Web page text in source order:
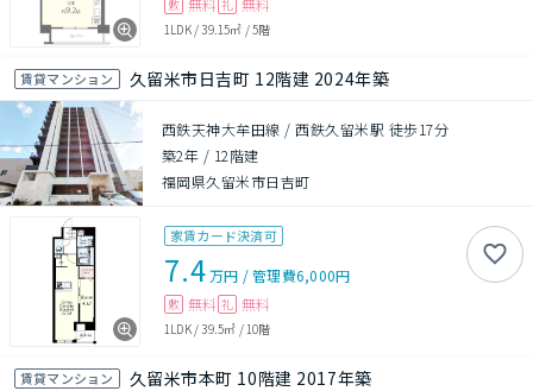
敷 無料 礼 無料
1LDK/39.15㎡ /5階
賃貸マンション 久留米市日吉町 12階建 2024年築
西鉄天神大牟田線 / 西鉄久留米駅 徒歩17分
築2年 / 12階建
福岡県久留米市日吉町
家賃カード決済可
7.4万円 /管理費6,000円
敷 無料 礼 無料
1LDK/39.5㎡ /10階
賃貸マンション 久留米市本町 10階建 2017年築